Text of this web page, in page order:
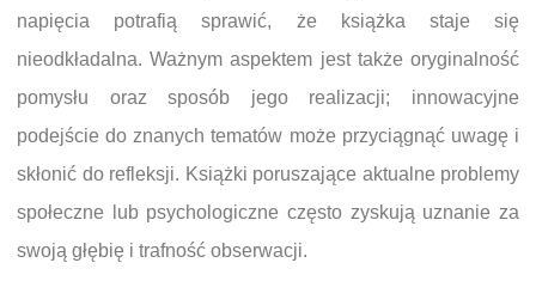
napięcia potrafią sprawić, że książka staje się
nieodkładalna. Ważnym aspektem jest także oryginalność
pomysłu oraz sposób jego realizacji; innowacyjne
podejście do znanych tematów może przyciągnąć uwagę i
skłonić do refleksji. Książki poruszające aktualne problemy
społeczne lub psychologiczne często zyskują uznanie za
swoją głębię i trafność obserwacji.